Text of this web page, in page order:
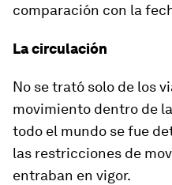
comparación con la
La circulación
No se trató solo de los
movimiento dentro de
todo el mundo se fue
las restricciones de
entraban en vigor.